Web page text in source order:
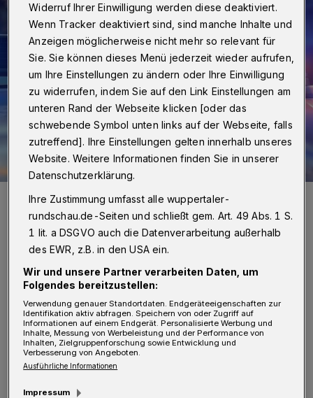
Symbolbild.
Foto: Christoph Petersen
D ie Einsatzkräfte waren gegen 00:55 Uhr
von einem Anwohner über den Notruf
alarmiert worden. Er meldete, dass ein roter
Kleinwagen gegen die Ecke eines Hauses
geprallt war, nachdem der Wagen von der
Widerruf Ihrer Einwilligung werden diese deaktiviert.
Wenn Tracker deaktiviert sind, sind manche Inhalte und
Anzeigen möglicherweise nicht mehr so relevant für
Sie. Sie können dieses Menü jederzeit wieder aufrufen,
um Ihre Einstellungen zu ändern oder Ihre Einwilligung
zu widerrufen, indem Sie auf den Link Einstellungen am
unteren Rand der Webseite klicken [oder das
schwebende Symbol unten links auf der Webseite, falls
zutreffend]. Ihre Einstellungen gelten innerhalb unseres
Website. Weitere Informationen finden Sie in unserer
Datenschutzerklärung.
Ihre Zustimmung umfasst alle wuppertaler-
rundschau.de-Seiten und schließt gem. Art. 49 Abs. 1 S.
1 lit. a DSGVO auch die Datenverarbeitung außerhalb
des EWR, z.B. in den USA ein.
Wir und unsere Partner verarbeiten Daten, um
Folgendes bereitzustellen:
Verwendung genauer Standortdaten. Endgeräteeigenschaften zur
Identifikation aktiv abfragen. Speichern von oder Zugriff auf
Informationen auf einem Endgerät. Personalisierte Werbung und
Inhalte, Messung von Werbeleistung und der Performance von
Inhalten, Zielgruppenforschung sowie Entwicklung und
Verbesserung von Angeboten.
Ausführliche Informationen
Impressum